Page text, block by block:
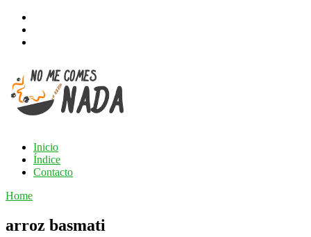
Inicio
Índice
Contacto
Home
arroz basmati